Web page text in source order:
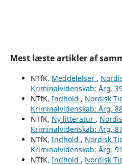
Mest læste artikler af
NTfK, Meddelelser ,
Kriminalvidenskab: Årg.
NTfK, Indhold , Nordisk
Kriminalvidenskab: Årg.
NTfK, Ny litteratur ,
Kriminalvidenskab: Årg.
NTfK, Indhold , Nordisk
Kriminalvidenskab: Årg.
NTfK, Indhold , Nordisk